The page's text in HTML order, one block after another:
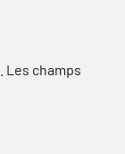
Les champs